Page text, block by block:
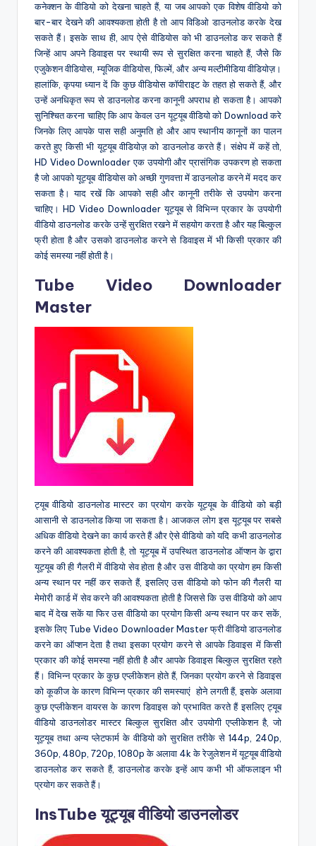
कनेक्शन के वीडियो को देखना चाहते हैं, या जब आपको एक विशेष वीडियो को
बार-बार देखने की आवश्यकता होती है तो आप विडिओ डाउनलोड करके देख
सकते हैं। इसके साथ ही, आप ऐसे वीडियोस को भी डाउनलोड कर सकते हैं
जिन्हें आप अपने डिवाइस पर स्थायी रूप से सुरक्षित करना चाहते हैं, जैसे कि
एजुकेशन वीडियोस, म्यूजिक वीडियोस, फिल्में, और अन्य मल्टीमीडिया वीडियोज़।
हालांकि, कृपया ध्यान दें कि कुछ वीडियोस कॉपीराइट के तहत हो सकते हैं, और
उन्हें अनधिकृत रूप से डाउनलोड करना कानूनी अपराध हो सकता है। आपको
सुनिश्चित करना चाहिए कि आप केवल उन यूट्यूब वीडियो को Download करे
जिनके लिए आपके पास सही अनुमति हो और आप स्थानीय कानूनों का पालन
करते हुए किसी भी यूट्यूब वीडियोज़ को डाउनलोड करते हैं। संक्षेप में कहें तो,
HD Video Downloader एक उपयोगी और प्रासंगिक उपकरण हो सकता
है जो आपको यूट्यूब वीडियोस को अच्छी गुणवत्ता में डाउनलोड करने में मदद कर
सकता है। याद रखें कि आपको सही और कानूनी तरीके से उपयोग करना
चाहिए। HD Video Downloader यूट्यूब से विभिन्न प्रकार के उपयोगी
वीडियो डाउनलोड करके उन्हें सुरक्षित रखने में सहयोग करता है और यह बिल्कुल
फ्री होता है और उसको डाउनलोड करने से डिवाइस में भी किसी प्रकार की
कोई समस्या नहीं होती है।
Tube Video Downloader
Master
ट्यूब वीडियो डाउनलोड मास्टर का प्रयोग करके यूट्यूब के वीडियो को बड़ी
आसानी से डाउनलोड किया जा सकता है। आजकल लोग इस यूट्यूब पर सबसे
अधिक वीडियो देखने का कार्य करते हैं और ऐसे वीडियो को यदि कभी डाउनलोड
करने की आवश्यकता होती है, तो यूट्यूब में उपस्थित डाउनलोड ऑप्शन के द्वारा
यूट्यूब की ही गैलरी में वीडियो सेव होता है और उस वीडियो का प्रयोग हम किसी
अन्य स्थान पर नहीं कर सकते हैं, इसलिए उस वीडियो को फोन की गैलरी या
मेमोरी कार्ड में सेव करने की आवश्यकता होती है जिससे कि उस वीडियो को आप
बाद में देख सकें या फिर उस वीडियो का प्रयोग किसी अन्य स्थान पर कर सकें,
इसके लिए Tube Video Downloader Master फ्री वीडियो डाउनलोड
करने का ऑप्शन देता है तथा इसका प्रयोग करने से आपके डिवाइस में किसी
प्रकार की कोई समस्या नहीं होती है और आपके डिवाइस बिल्कुल सुरक्षित रहते
हैं। विभिन्न प्रकार के कुछ एप्लीकेशन होते हैं, जिनका प्रयोग करने से डिवाइस
को कूकीज के कारण विभिन्न प्रकार की समस्याएं होने लगती हैं, इसके अलावा
कुछ एप्लीकेशन वायरस के कारण डिवाइस को प्रभावित करते हैं इसलिए ट्यूब
वीडियो डाउनलोडर मास्टर बिल्कुल सुरक्षित और उपयोगी एप्लीकेशन है, जो
यूट्यूब तथा अन्य प्लेटफार्म के वीडियो को सुरक्षित तरीके से 144p, 240p,
360p, 480p, 720p, 1080p के अलावा 4k के रेजुलेशन में यूट्यूब वीडियो
डाउनलोड कर सकते हैं, डाउनलोड करके इन्हें आप कभी भी ऑफलाइन भी
प्रयोग कर सकते हैं।
InsTube यूट्यूब वीडियो डाउनलोडर